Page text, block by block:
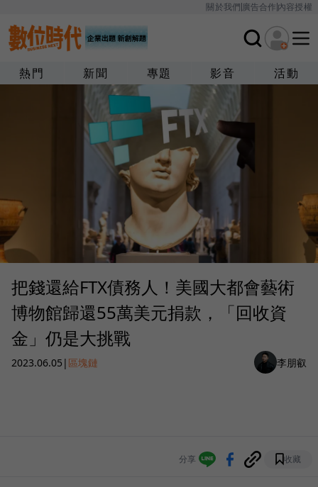
關於我們廣告合作內容授權
熱門 新聞 專題 影音 活動
把錢還給FTX債務人！美國大都會藝術
博物館歸還55萬美元捐款，「回收資
金」仍是大挑戰
2023.06.05 | 區塊鏈 李朋叡
分享 收藏